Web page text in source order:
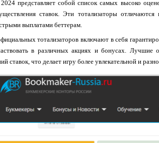
представляет собой список самых высоко
ставок. Эти тотализаторы
выплатами беттерам.
тотализаторов включают в себя
в различных акциях и бонусах.
ставок, что делает игру более увлекательной и